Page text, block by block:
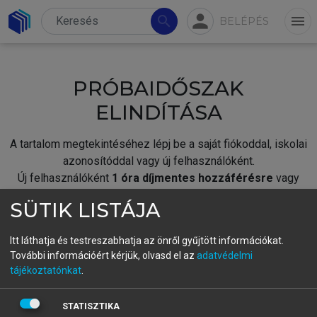
search person BELÉPÉS menu
PRÓBAIDŐSZAK
ELINDÍTÁSA
A tartalom megtekintéséhez lépj be a saját fiókoddal, iskolai
azonosítóddal vagy új felhasználóként.
Új felhasználóként 1 óra díjmentes hozzáférésre vagy
fiókoddal,vagy hozz létre új fiókot.
A regisztráció után apróbaidőszakautomatikusan
BELÉPÉS SAJÁT FIÓKKAL
SÜTIK LISTÁJA
Itt láthatja és testreszabhatja az önről gyűjtött információkat.
További információért kérjük, olvasd el az adatvédelmi
tájékoztatónkat
STATISZTIKA